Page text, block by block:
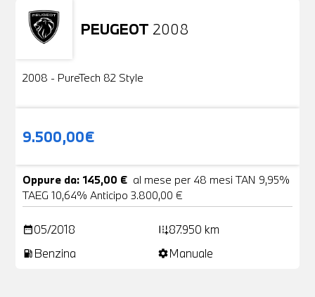
PEUGEOT 2008
Usato
2008 - PureTech 82 Style
9.500,00€
Oppure da: 145,00 € al mese per 48 mesi TAN 9,95%
TAEG 10,64% Anticipo 3.800,00 €
date_range05/2018 add_road87.950 km
local_gas_station Benzina settingsManuale